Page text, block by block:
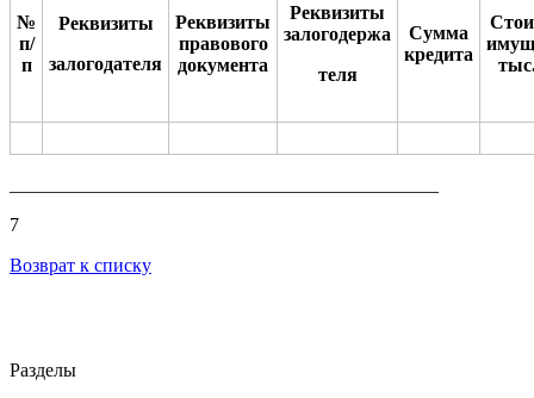
№
п/
п
Реквизиты
залогодателя
Реквизиты
правового
документа
Реквизиты
залогодержа
теля
Сумма
кредита
7
Возврат к списку
Разделы